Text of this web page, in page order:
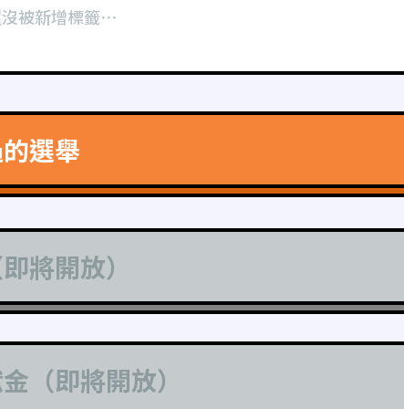
被新增標籤⋯
選舉
將開放）
（即將開放）